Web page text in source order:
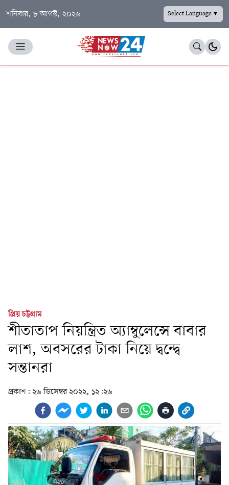
শনিবার, ৮ আগস্ট, ২০২৬ Select Language▼
প্রিয় চট্টগ্রাম
শীতাতাপ নিয়ন্ত্রিত অ্যাম্বুলেন্সে বাবার
লাশ, অবসরের টাকা নিয়ে দ্বন্দ্বে
সন্তানরা
প্রকাশ: ২৬ ডিসেম্বর ২০২২, ১২:২৬